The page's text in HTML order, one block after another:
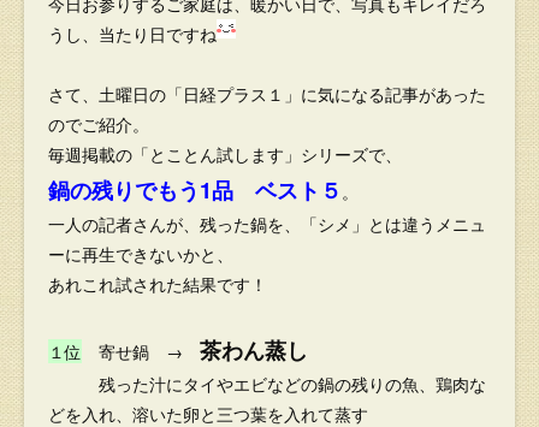
うし、当たり日ですね
さて、土曜日の「日経プラス１」に気になる記事があった
のでご紹介。
毎週掲載の「とことん試します」シリーズで、
鍋の残りでもう1品 ベスト５ 。
一人の記者さんが、残った鍋を、「シメ」とは違うメニュ
ーに再生できないかと、
あれこれ試された結果です！
１位 寄せ鍋 → 茶わん蒸し
残った汁にタイやエビなどの鍋の残りの魚、鶏肉な
どを入れ、溶いた卵と三つ葉を入れて蒸す